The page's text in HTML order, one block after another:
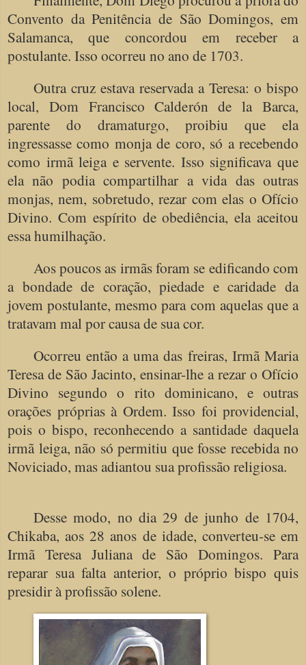
Convento da Penitência de São Domingos, em
Salamanca, que concordou em receber a
postulante. Isso ocorreu no ano de 1703.
Outra cruz estava reservada a Teresa: o bispo
local, Dom Francisco Calderón de la Barca,
parente do dramaturgo, proibiu que ela
ingressasse como monja de coro, só a recebendo
como irmã leiga e servente. Isso significava que
ela não podia compartilhar a vida das outras
monjas, nem, sobretudo, rezar com elas o Ofício
Divino. Com espírito de obediência, ela aceitou
essa humilhação.
Aos poucos as irmãs foram se edificando com
a bondade de coração, piedade e caridade da
jovem postulante, mesmo para com aquelas que a
tratavam mal por causa de sua cor.
Ocorreu então a uma das freiras, Irmã Maria
Teresa de São Jacinto, ensinar-lhe a rezar o Ofício
Divino segundo o rito dominicano, e outras
orações próprias à Ordem. Isso foi providencial,
pois o bispo, reconhecendo a santidade daquela
irmã leiga, não só permitiu que fosse recebida no
Noviciado, mas adiantou sua profissão religiosa.
Desse modo, no dia 29 de junho de 1704,
Chikaba, aos 28 anos de idade, converteu-se em
Irmã Teresa Juliana de São Domingos. Para
reparar sua falta anterior, o próprio bispo quis
presidir à profissão solene.